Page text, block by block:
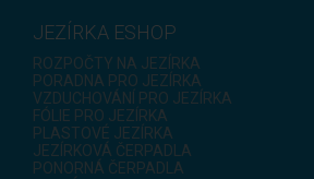
JEZÍRKA ESHOP
ROZPOČTY NA JEZÍRKA
PORADNA PRO JEZÍRKA
VZDUCHOVÁNÍ PRO JEZÍRKA
FÓLIE PRO JEZÍRKA
PLASTOVÉ JEZÍRKA
JEZÍRKOVÁ ČERPADLA
PONORNÁ ČERPADLA